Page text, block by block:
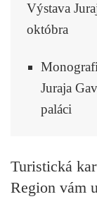
Výstava
októbra
Juraja
paláci
Turistická
Region vám